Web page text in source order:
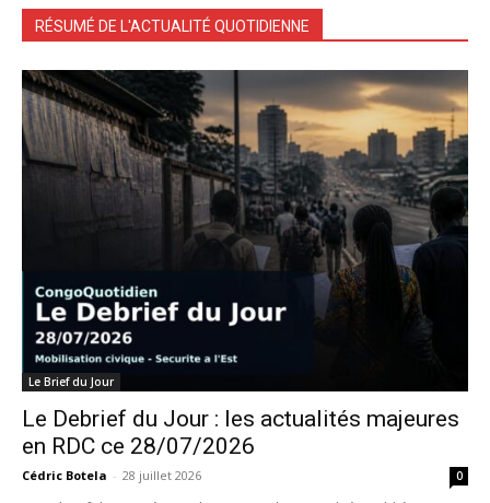
RÉSUMÉ DE L'ACTUALITÉ QUOTIDIENNE
Le Brief du Jour
Le Debrief du Jour : les actualités majeures
en RDC ce 28/07/2026
Cédric Botela - 28 juillet 2026 0